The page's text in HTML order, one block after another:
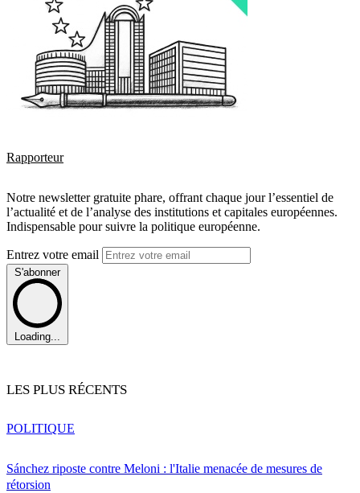
Rapporteur
Notre newsletter gratuite phare, offrant chaque jour l’essentiel de
l’actualité et de l’analyse des institutions et capitales européennes.
Indispensable pour suivre la politique européenne.
Entrez votre email
S'abonner
Loading...
LES PLUS RÉCENTS
Sánchez riposte contre Meloni : l'Italie menacée de mesures de
rétorsion
POLITIQUE